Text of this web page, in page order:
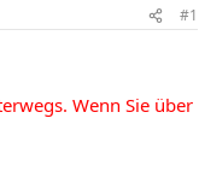
#1
Wenn Sie über